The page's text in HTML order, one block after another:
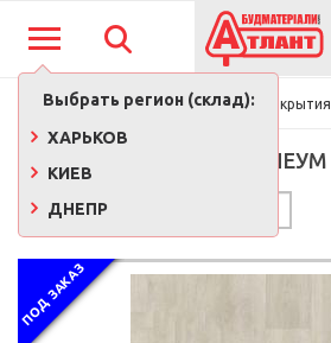
Выбрать регион (склад):
ХАРЬКОВ
КИЕВ
ДНЕПР
Главная Напольные покрытия
ЛИНОЛЕУМ
ПОД ЗАКАЗ